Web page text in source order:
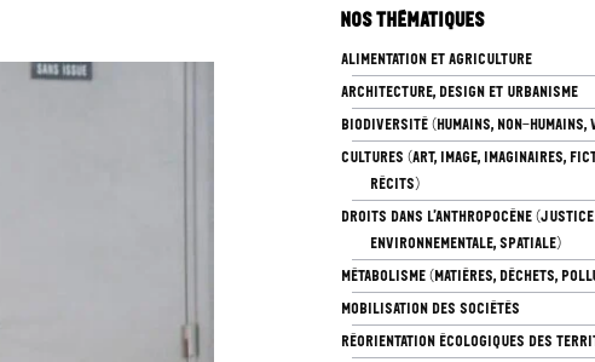
Nos thématiques
ALIMENTATION ET AGRICULTURE
ARCHITECTURE, DESIGN ET URBANISME
BIODIVERSITÉ (HUMAINS, NON-HUMAINS,
CULTURES (ART, IMAGE, IMAGINAIRES,
RÉCITS)
DROITS DANS L’ANTHROPOCÈNE
ENVIRONNEMENTALE, SPATIALE)
MÉTABOLISME (MATIÈRES, DÉCHETS,
MOBILISATION DES SOCIÉTÉS
RÉORIENTATION ÉCOLOGIQUES DES